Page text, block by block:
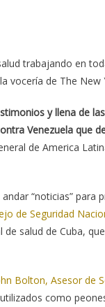
trabajando en
vocería de The New
y llena de
Venezuela que
de America
“noticias” para
de Seguridad
salud de Cuba,
Bolton, Asesor de
como